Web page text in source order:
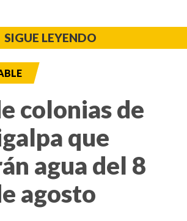
SIGUE LEYENDO
colonias de
que
agua del 8
agosto